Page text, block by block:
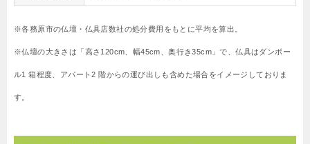
※各務原市の仏壇・仏具店数社の処分費用をもとに平均を算出。
※仏壇の大きさは「高さ120cm、幅45cm、奥行き35cm」で、仏具はダンボー
ル1 箱程度、アパート2 階からの運び出しも含めた場合をイメージしておりま
す。